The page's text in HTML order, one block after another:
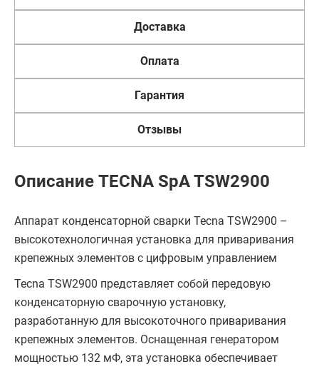
Доставка
Оплата
Гарантия
Отзывы
Описание TECNA SpA TSW2900
Аппарат конденсаторной сварки Tecna TSW2900 –
высокотехнологичная установка для приваривания
крепежных элементов с цифровым управлением
Tecna TSW2900 представляет собой передовую
конденсаторную сварочную установку,
разработанную для высокоточного приваривания
крепежных элементов. Оснащенная генератором
мощностью 132 мФ, эта установка обеспечивает